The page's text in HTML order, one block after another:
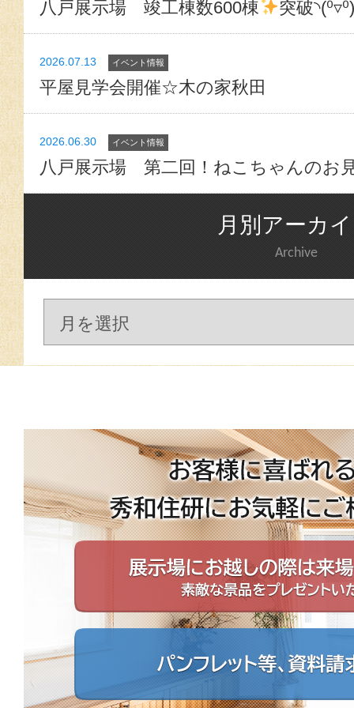
八戸展示場 竣工棟数600棟 突破
2026.07.13 イベント情報
平屋見学会開催☆木の家秋田
2026.06.30 イベント情報
八戸展示場 第二回！ねこちゃんのお
月別アーカ
Archive